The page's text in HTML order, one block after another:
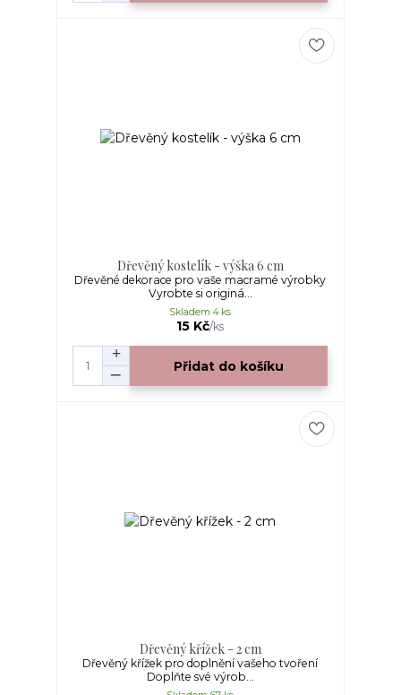
Dřevěný kostelík - výška 6 cm
Dřevěné dekorace pro vaše macramé výrobky
Vyrobte si originá...
15 Kč/ks
Skladem 4 ks
Přidat do košíku
Dřevěný křížek - 2 cm
Dřevěný křížek pro doplnění vašeho tvoření
Doplňte své výrob...